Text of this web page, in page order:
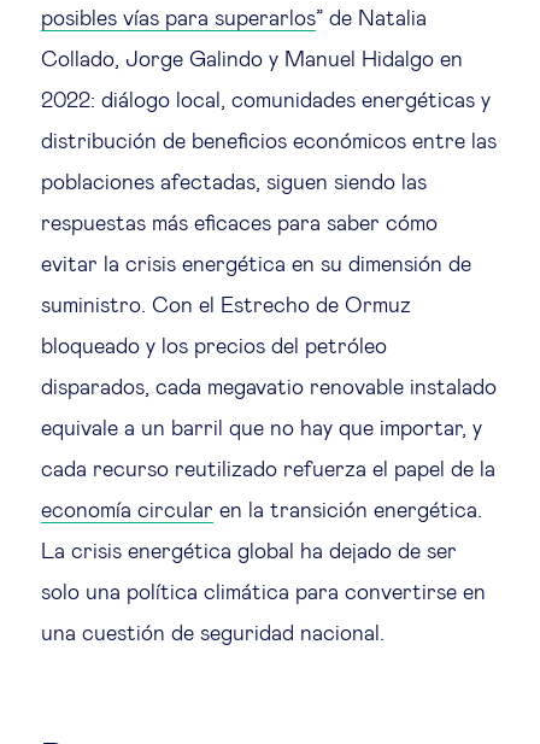
posibles vías para superarlos” de Natalia
Collado, Jorge Galindo y Manuel Hidalgo en
2022: diálogo local, comunidades energéticas y
distribución de beneficios económicos entre las
poblaciones afectadas, siguen siendo las
respuestas más eficaces para saber cómo
evitar la crisis energética en su dimensión de
suministro. Con el Estrecho de Ormuz
bloqueado y los precios del petróleo
disparados, cada megavatio renovable instalado
equivale a un barril que no hay que importar, y
cada recurso reutilizado refuerza el papel de la
economía circular en la transición energética.
La crisis energética global ha dejado de ser
solo una política climática para convertirse en
una cuestión de seguridad nacional.